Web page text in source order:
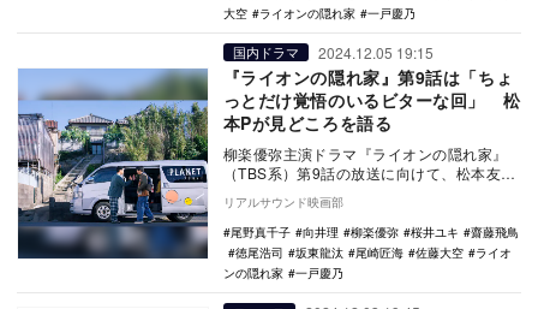
大空
ライオンの隠れ家 一戸慶乃
国内ドラマ 2024.12.05 19:15
『ライオンの隠れ家』第9話は「ちょ
っとだけ覚悟のいるビターな回」 松
本Pが見どころを語る
柳楽優弥主演ドラマ『ライオンの隠れ家』
（TBS系）第9話の放送に向けて、松本友香
プロデューサーのコメントが公開された。
本作…
リアルサウンド映画部
尾野真千子
向井理 柳楽優弥 桜井ユキ
齋藤飛鳥
徳尾浩司
坂東龍汰 尾崎匠海 佐藤大空
ライオ
ンの隠れ家
一戸慶乃